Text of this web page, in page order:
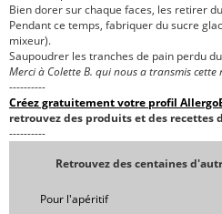
Bien dorer sur chaque faces, les retirer
Pendant ce temps, fabriquer du sucre
mixeur).
Saupoudrer les tranches de pain perdu
Merci à Colette B. qui nous a transmis cette
----------
Créez gratuitement votre profil
retrouvez des produits et des recettes
----------
Retrouvez des centaines
Pour l'apéritif